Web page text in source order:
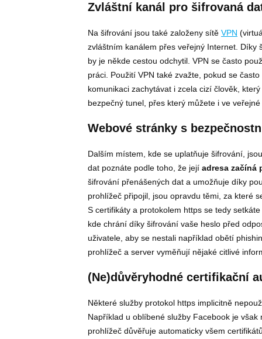
Zvláštní kanál pro šifrovaná
Na šifrování jsou také založeny sítě VPN
zvláštním kanálem přes veřejný Internet.
by je někde cestou odchytil. VPN se často
práci. Použití VPN také zvažte, pokud se
komunikaci zachytávat i zcela cizí člověk,
bezpečný tunel, přes který můžete i ve
Webové stránky s
Dalším místem, kde se uplatňuje šifrování,
dat poznáte podle toho, že její adresa začíná
šifrování přenášených dat a umožňuje díky
prohlížeč připojil, jsou opravdu těmi, za které
S certifikáty a protokolem https se tedy
kde chrání díky šifrování vaše heslo před
uživatele, aby se nestali například obětí
prohlížeč a server vyměňují nějaké citlivé
(Ne)důvěryhodné certifikační
Některé služby protokol https implicitně
Například u oblíbené služby Facebook je
prohlížeč důvěřuje automaticky všem